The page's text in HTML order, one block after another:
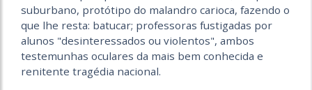
suburbano, protótipo do malandro carioca, fazendo o
que lhe resta: batucar; professoras fustigadas por
alunos "desinteressados ou violentos", ambos
testemunhas oculares da mais bem conhecida e
renitente tragédia nacional.